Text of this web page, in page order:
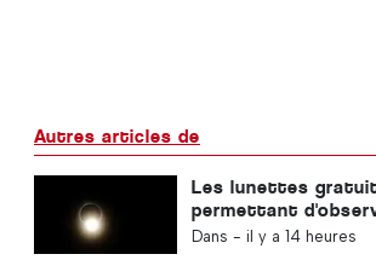
Autres articles de
Les lunettes
permettant
totale de Soleil au
Dans - il y a 14 heures